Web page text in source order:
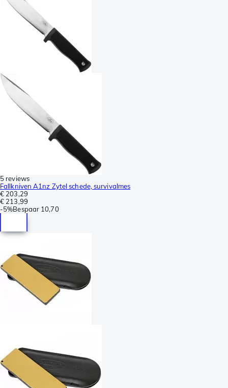
5 reviews
Fallkniven A1nz Zytel schede, survivalmes
€ 203,29
€ 213,99
-5%Bespaar 10,70